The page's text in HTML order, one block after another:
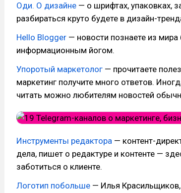
Оди. О дизайне — о шрифтах, упаковках,
разбираться круто будете в дизайн-
Hello Blogger — новости познаете из мира
информационным йогом.
Упоротый маркетолог — прочитаете
маркетинг получите много ответов.
читать можно любителям новостей
Инструменты редактора — контент-
дела, пишет о редактуре и контенте —
заботиться о клиенте.
Логотип побольше — Илья